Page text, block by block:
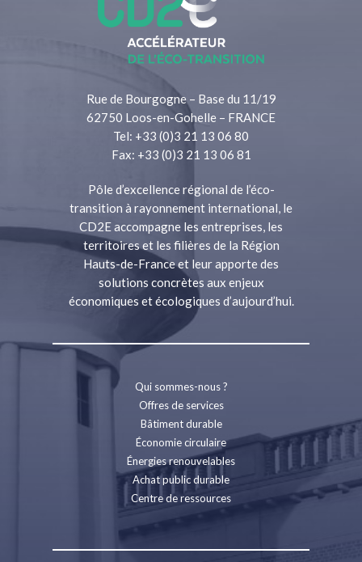
Rue de Bourgogne – Base du 11/19
62750 Loos-en-Gohelle – FRANCE
Tel: +33 (0)3 21 13 06 80
Fax: +33 (0)3 21 13 06 81
Pôle d’excellence régional de l’éco-
transition à rayonnement international, le
CD2E accompagne les entreprises, les
territoires et les filières de la Région
Hauts-de-France et leur apporte des
solutions concrètes aux enjeux
économiques et écologiques d’aujourd’hui.
Qui sommes-nous ?
Offres de services
Bâtiment durable
Économie circulaire
Énergies renouvelables
Achat public durable
Centre de ressources